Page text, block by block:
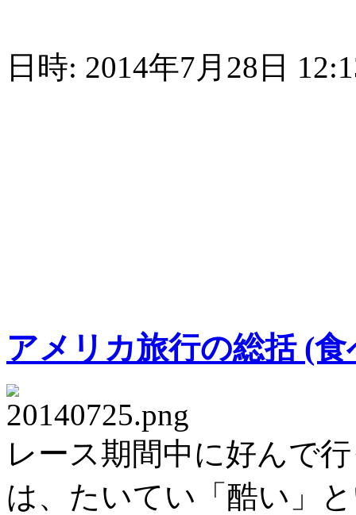
日時: 2014年7月28日
アメリカ旅行の総括 (
レース期間中に好んで
は、たいてい「酷い」